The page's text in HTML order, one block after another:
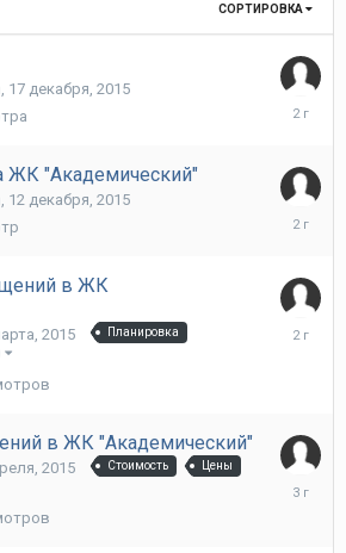
СОРТИРОВКА
17 декабря, 2015
22
ЖК "Академический"
12 декабря, 2015
15
в ЖК
2015
Планировка
23
в ЖК "Академический"
2015 Стоимость Цены
22